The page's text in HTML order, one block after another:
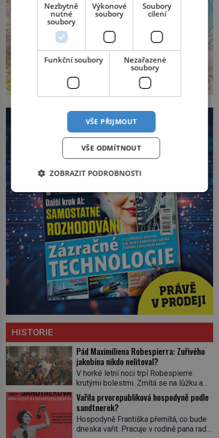
HISTORIE
Pád Maximiliena Robespierra: Zuřivého
jakobína nikdo nelitoval?
V horké letní noci trpí Robespierre
krutými bolestmi. Zmítá se na lůžku a
hlavou mu víří kolotoč myšlenek. Když
se probere z mdlob, vzpomene si na
jednu z pařížských jasnovidek, kterou
před lety navštívil. Prorokovala mu
tragický osud. Tehdy se jí vysmál.
Vařila prvorepubliková hospodyně podle
sandtnerek?
Hospodyně Františka přemítá, co bude
dneska vařit. Pracuje v rodině pana rady
Nezbytně
nutné
soubory
Výkonové
soubory
Soubory
cílení
Funkční soubory
Nezařazené
soubory
VŠE PŘIJMOUT
VŠE ODMÍTNOUT
ZOBRAZIT PODROBNOSTI